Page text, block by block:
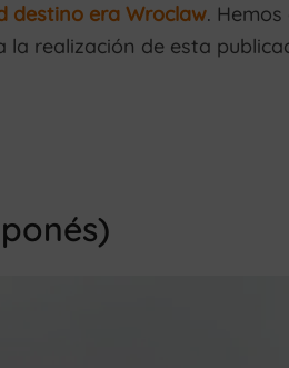
destino era Wroclaw.
la realización de esta